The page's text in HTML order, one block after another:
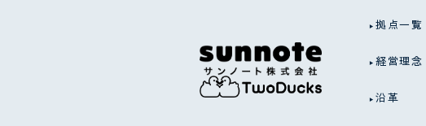
拠点一覧
経営理念
沿革